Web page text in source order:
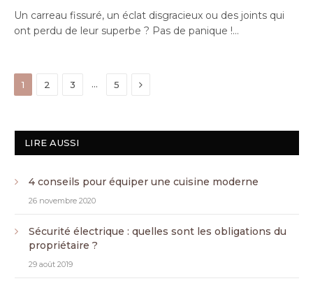
Un carreau fissuré, un éclat disgracieux ou des joints qui
ont perdu de leur superbe ? Pas de panique !…
1 2 3 … 5 Next
LIRE AUSSI
4 conseils pour équiper une cuisine moderne
26 novembre 2020
Sécurité électrique : quelles sont les obligations du
propriétaire ?
29 août 2019